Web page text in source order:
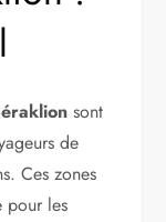
sont
de
Ces zones
pour les